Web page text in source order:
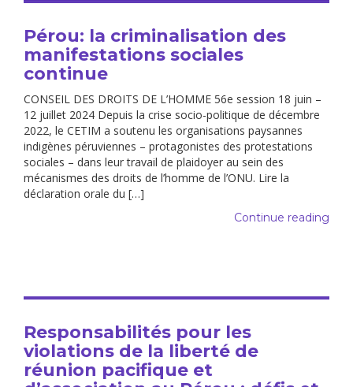
Pérou: la criminalisation des
manifestations sociales
continue
CONSEIL DES DROITS DE L’HOMME 56e session 18 juin –
12 juillet 2024 Depuis la crise socio-politique de décembre
2022, le CETIM a soutenu les organisations paysannes
indigènes péruviennes – protagonistes des protestations
sociales – dans leur travail de plaidoyer au sein des
mécanismes des droits de l’homme de l’ONU. Lire la
déclaration orale du […]
Continue reading
Responsabilités pour les
violations de la liberté de
réunion pacifique et